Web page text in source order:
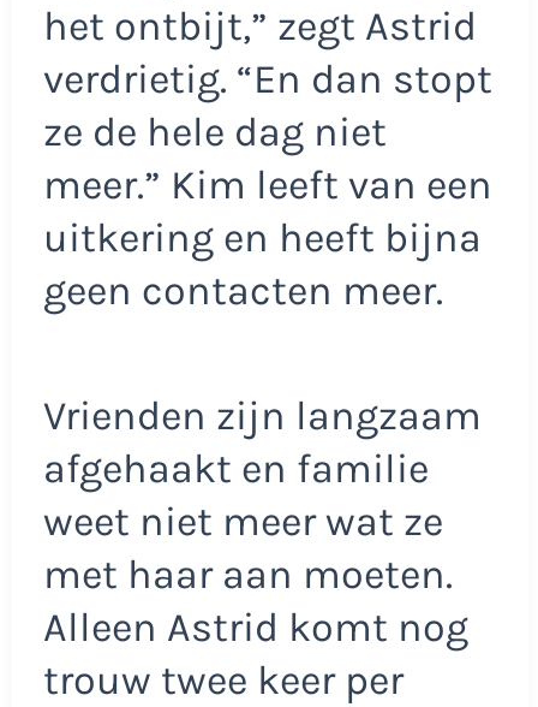
het ontbijt,” zegt Astrid
verdrietig. “En dan stopt
ze de hele dag niet
meer.” Kim leeft van een
uitkering en heeft bijna
geen contacten meer.
Vrienden zijn langzaam
afgehaakt en familie
weet niet meer wat ze
met haar aan moeten.
Alleen Astrid komt nog
trouw twee keer per